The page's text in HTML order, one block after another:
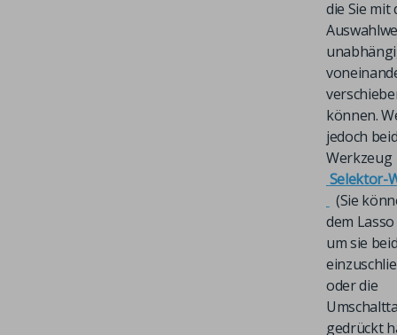
die Sie mit
können.
jedoch
Werkzeug
Selektor-
(Sie
dem
um sie
oder die
gedrückt